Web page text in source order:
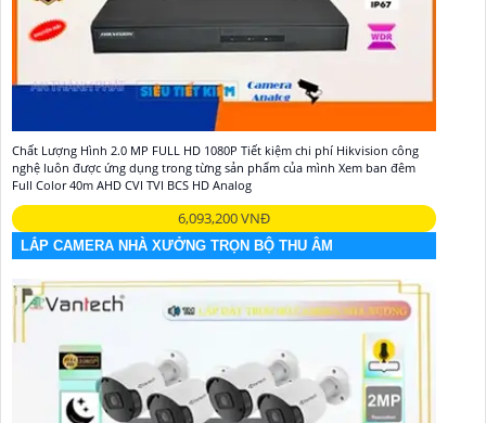
Chất Lượng Hình 2.0 MP FULL HD 1080P Tiết kiệm chi phí Hikvision công
nghệ luôn được ứng dụng trong từng sản phẩm của mình Xem ban đêm
Full Color 40m AHD CVI TVI BCS HD Analog
6,093,200 VNĐ
LẮP CAMERA NHÀ XƯỞNG TRỌN BỘ THU ÂM